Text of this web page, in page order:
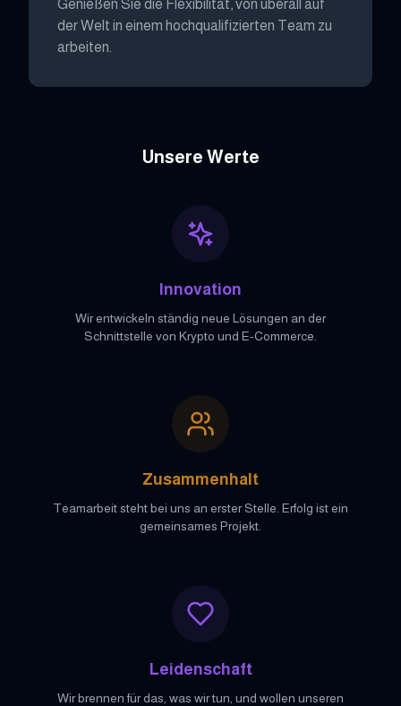
Genießen Sie die Flexibilität, von überall auf
der Welt in einem hochqualifizierten Team zu
arbeiten.
Unsere Werte
Innovation
Wir entwickeln ständig neue Lösungen an der
Schnittstelle von Krypto und E-Commerce.
Zusammenhalt
Teamarbeit steht bei uns an erster Stelle. Erfolg ist ein
gemeinsames Projekt.
Leidenschaft
Wir brennen für das, was wir tun, und wollen unseren